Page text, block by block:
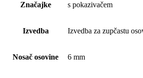
Značajke s pokazivačem
Izvedba Izvedba za zupčastu
Nosač osovine 6 mm